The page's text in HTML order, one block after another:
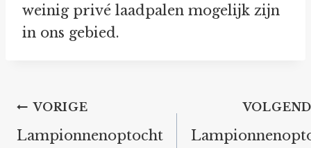
weinig privé laadpalen mogelijk zijn
in ons gebied.
Bericht
navigatie
VORIGE
Lampionnenoptocht